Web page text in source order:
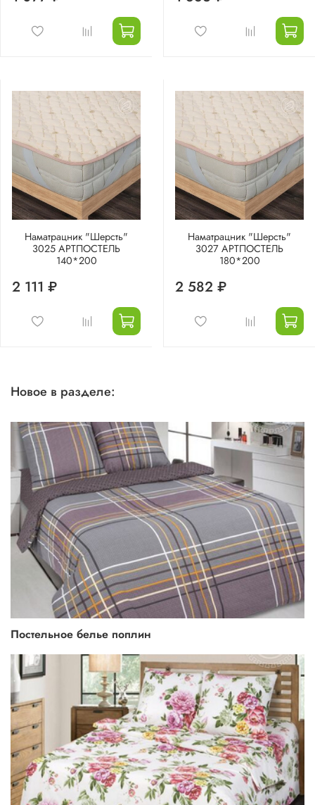
Наматрацник "Шерсть"
3025 АРТПОСТЕЛЬ
140*200
2 111 ₽
Наматрацник "Шерсть"
3027 АРТПОСТЕЛЬ
180*200
2 582 ₽
Новое в разделе:
Постельное белье поплин